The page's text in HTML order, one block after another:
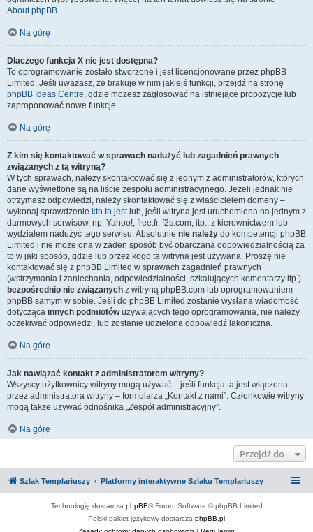
About phpBB.
Na górę
Dlaczego funkcja X nie jest dostępna?
To oprogramowanie zostało stworzone i jest licencjonowane przez phpBB
Limited. Jeśli uważasz, że brakuje w nim jakiejś funkcji, przejdź na stronę
phpBB Ideas Centre, gdzie możesz zagłosować na istniejące propozycje lub
zaproponować nowe funkcje.
Na górę
Z kim się kontaktować w sprawach nadużyć lub zagadnień prawnych
związanych z tą witryną?
W tych sprawach, należy skontaktować się z jednym z administratorów, których
dane wyświetlone są na liście zespołu administracyjnego. Jeżeli jednak nie
otrzymasz odpowiedzi, należy skontaktować się z właścicielem domeny –
wykonaj sprawdzenie kto to jestlub, jeśli witryna jest uruchomiona na jednym z
darmowych serwisów, np. Yahoo!, free.fr, f2s.com, itp., z kierownictwem lub
wydziałem nadużyć tego serwisu. Absolutnie nie należy do kompetencji phpBB
Limited i nie może ona w żaden sposób być obarczana odpowiedzialnością za
to w jaki sposób, gdzie lub przez kogo ta witryna jest używana. Proszę nie
kontaktować się z phpBB Limited w sprawach zagadnień prawnych
(wstrzymania i zaniechania, odpowiedzialności, szkalujących komentarzy itp.)
bezpośrednio nie związanych z witryną phpBB.com lub oprogramowaniem
phpBB samym w sobie. Jeśli do phpBB Limited zostanie wysłana wiadomość
dotycząca innych podmiotówużywających tego oprogramowania, nie należy
oczekiwać odpowiedzi, lub zostanie udzielona odpowiedź lakoniczna.
Na górę
Jak nawiązać kontakt z administratorem witryny?
Wszyscy użytkownicy witryny mogą używać – jeśli funkcja ta jest włączona
przez administratora witryny – formularza „Kontakt z nami”. Członkowie witryny
mogą także używać odnośnika „Zespół administracyjny”.
Na górę
Przejdź do
Szlak Templariuszy Platformy interaktywne Szlaku Templariuszy
Technologię dostarcza phpBB® Forum Software © phpBB Limited
Polski pakiet językowy dostarcza phpBB.pl